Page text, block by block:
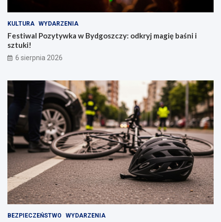
KULTURA WYDARZENIA
Festiwal Pozytywka w Bydgoszczy: odkryj magię baśni i
sztuki!
6 sierpnia 2026
BEZPIECZEŃSTWO WYDARZENIA